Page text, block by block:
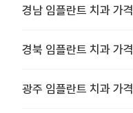
경남 임플란트 치과 가격
경북 임플란트 치과 가격
광주 임플란트 치과 가격